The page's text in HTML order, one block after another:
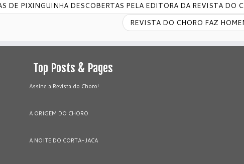
DE PIXINGUINHA DESCOBERTAS PELA EDITORA DA REVISTA DO
REVISTA DO CHORO FAZ
Top Posts & Pages
Assine a Revista do Choro!
A ORIGEM DO CHORO
A NOITE DO CORTA-JACA